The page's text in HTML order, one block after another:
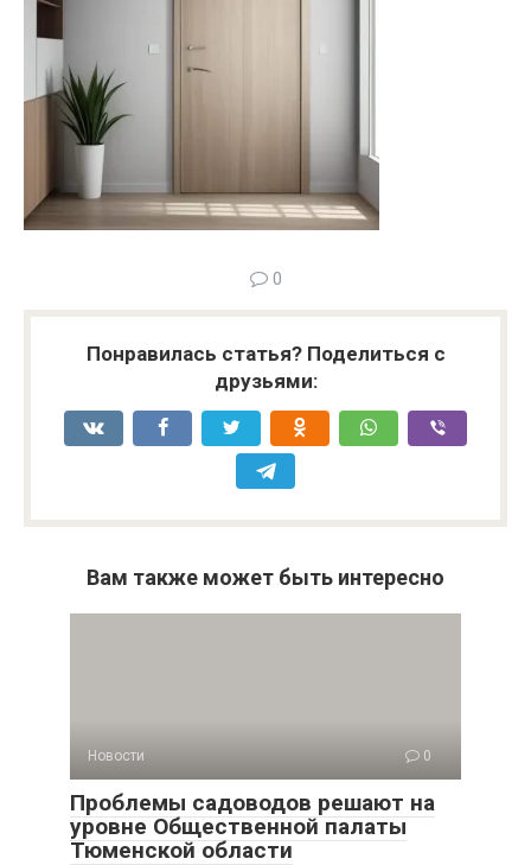
0
Понравилась статья? Поделиться с
друзьями:
Вам также может быть интересно
Новости 0
Проблемы садоводов решают на
уровне Общественной палаты
Тюменской области